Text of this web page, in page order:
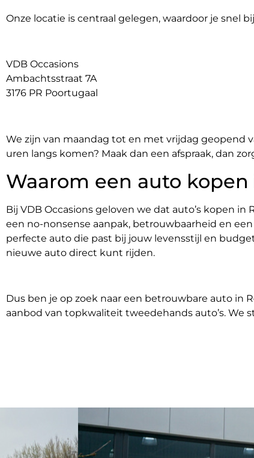
Onze locatie is centraal gelegen, waardoor je snel
VDB Occasions
Ambachtsstraat 7A
3176 PR Poortugaal
We zijn van maandag tot en met vrijdag geopend
uren langs komen? Maak dan een afspraak, dan
Waarom een auto
Bij VDB Occasions geloven we dat auto’s kopen
een no-nonsense aanpak, betrouwbaarheid en
perfecte auto die past bij jouw levensstijl en
nieuwe auto direct kunt rijden.
Dus ben je op zoek naar een betrouwbare auto in
aanbod van topkwaliteit tweedehands auto’s. We